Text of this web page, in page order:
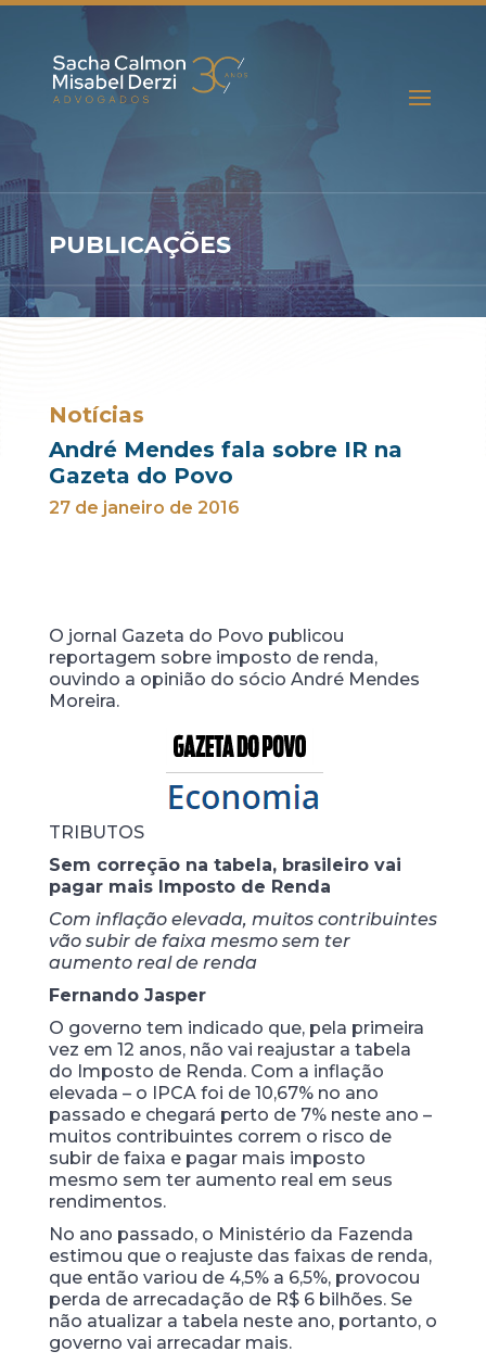
PUBLICAÇÕES
Notícias
André Mendes fala sobre IR na
Gazeta do Povo
27 de janeiro de 2016
O jornal Gazeta do Povo publicou
reportagem sobre imposto de renda,
ouvindo a opinião do sócio André Mendes
Moreira.
TRIBUTOS
Sem correção na tabela, brasileiro vai
pagar mais Imposto de Renda
Com inflação elevada, muitos contribuintes
vão subir de faixa mesmo sem ter
aumento real de renda
Fernando Jasper
O governo tem indicado que, pela primeira
vez em 12 anos, não vai reajustar a tabela
do Imposto de Renda. Com a inflação
elevada – o IPCA foi de 10,67% no ano
passado e chegará perto de 7% neste ano –
muitos contribuintes correm o risco de
subir de faixa e pagar mais imposto
mesmo sem ter aumento real em seus
rendimentos.
No ano passado, o Ministério da Fazenda
estimou que o reajuste das faixas de renda,
que então variou de 4,5% a 6,5%, provocou
perda de arrecadação de R$ 6 bilhões. Se
não atualizar a tabela neste ano, portanto, o
governo vai arrecadar mais.